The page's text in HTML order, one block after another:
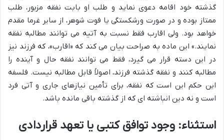
گذشته خود اقامه دعوی نماید و طلب او بابت نفقه مزبور، طلب
ممتاز بوده و در صورت ورشکستگی یا فوت شوهر، از سایر غرما مقدم
خواهد بود. ولی اقارب فقط نسبت به آتیه می توانند مطالبه نفقه
نمایند.» این ماده به صراحت بیان می کند که «اقارب»، که فرزند نیز
در این دسته قرار می گیرد، فقط می توانند نفقه حال و آینده را
مطالبه کنند و نفقه گذشته فرزند، اصولاً قابل مطالبه نیست. فلسفه
این حکم این است که نفقه، برای تأمین نیازهای جاری و آتی فرد
است و نه دین انباشته ای که از گذشته باقی مانده باشد.
استثناء: وجود توافق کتبی یا تعهد قراردادی